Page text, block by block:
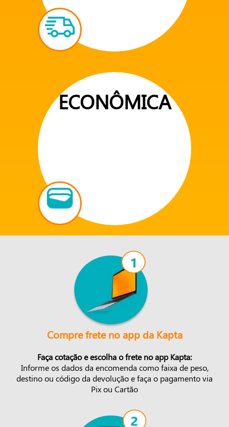
ECONÔMICA
Compre frete no app da Kapta
Faça cotação e escolha o frete no app Kapta:
Informe os dados da encomenda como faixa de peso,
destino ou código da devolução e faça o pagamento via
Pix ou Cartão